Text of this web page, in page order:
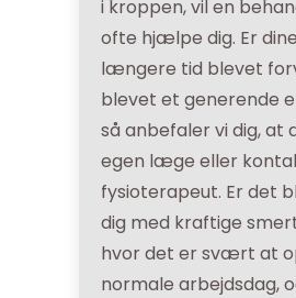
i kroppen, vil en
ofte hjælpe dig. Er
længere tid blevet
blevet et generende
så anbefaler vi dig, at
egen læge eller
fysioterapeut. Er det
dig med kraftige
hvor det er svært at
normale arbejdsdag,